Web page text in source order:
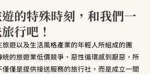
的特殊時刻，和我們一
行吧！
遊以及生活風格產業的年輕人所組成的團
的旅遊業低價競爭、惡性循環感到厭惡，所
僅是提供接送服務的旅行社，而是成立一間